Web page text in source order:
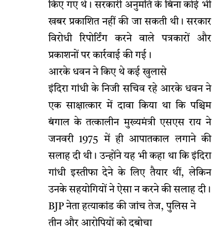
किए गए थे। सरकारी अनुमति के बिना कोई भी
खबर प्रकाशित नहीं की जा सकती थी। सरकार
विरोधी रिपोर्टिंग करने वाले पत्रकारों और
प्रकाशनों पर कार्रवाई की गई।
आरके धवन ने किए थे कई खुलासे
इंदिरा गांधी के निजी सचिव रहे आरके धवन ने
एक साक्षात्कार में दावा किया था कि पश्चिम
बंगाल के तत्कालीन मुख्यमंत्री एसएस राय ने
जनवरी 1975 में ही आपातकाल लगाने की
सलाह दी थी। उन्होंने यह भी कहा था कि इंदिरा
गांधी इस्तीफा देने के लिए तैयार थीं, लेकिन
उनके सहयोगियों ने ऐसा न करने की सलाह दी।
BJP नेता हत्याकांड की जांच तेज, पुलिस ने
तीन और आरोपियों को दबोचा